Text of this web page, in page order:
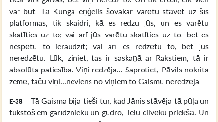
var būt, Tā Kunga eņģelis šovakar varētu stāvēt uz šīs
platformas, tik skaidri, kā es redzu jūs, un es varētu
skatīties uz to; vai arī jūs varētu skatīties uz to, bet es
nespētu to ieraudzīt; vai arī es redzētu to, bet jūs
neredzētu. Lūk, ziniet, tas ir saskaņā ar Rakstiem, tā ir
absolūta patiesība. Viņi redzēja... Saprotiet, Pāvils nokrita
zemē, taču viņi...neviens no viņiem to Gaismu neredzēja.
E-38
Tā Gaisma bija tieši tur, kad Jānis stāvēja tā pūļa un
tūkstošiem garīdznieku un gudro, lielu cilvēku priekšā. Un